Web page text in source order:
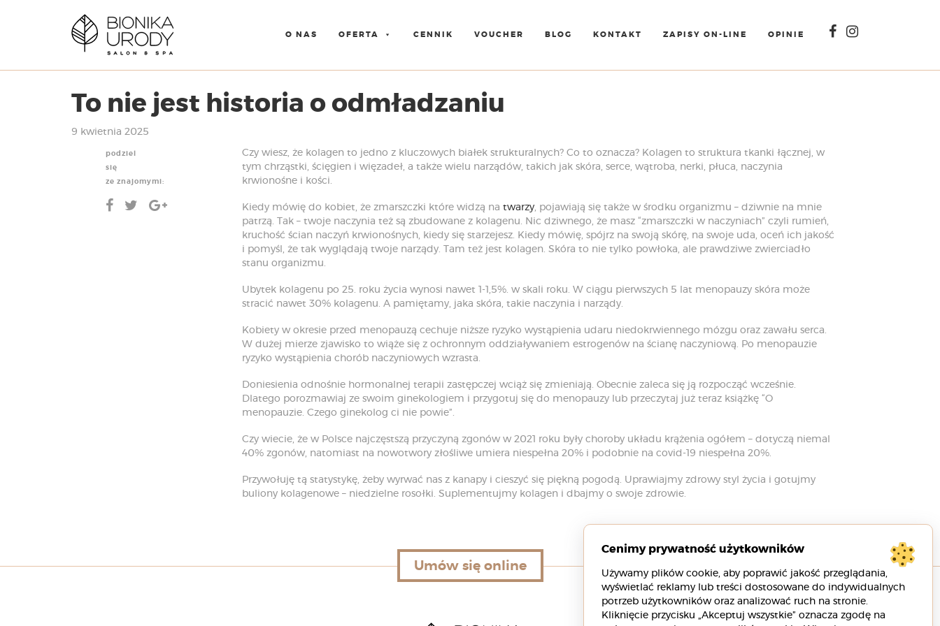
O NAS OFERTA CENNIK VOUCHER BLOG KONTAKT ZAPISY ON-LINE OPINIE
To nie jest historia o odmładzaniu
9 kwietnia 2025
Czy wiesz, że kolagen to jedno z kluczowych białek strukturalnych? Co to oznacza? Kolagen to struktura tkanki łącznej, w
tym chrząstki, ścięgien i więzadeł, a także wielu narządów, takich jak skóra, serce, wątroba, nerki, płuca, naczynia
krwionośne i kości.
Kiedy mówię do kobiet, że zmarszczki które widzą na twarzy, pojawiają się także w środku organizmu – dziwnie na mnie
patrzą. Tak – twoje naczynia też są zbudowane z kolagenu. Nic dziwnego, że masz “zmarszczki w naczyniach” czyli rumień,
kruchość ścian naczyń krwionośnych, kiedy się starzejesz. Kiedy mówię, spójrz na swoją skórę, na swoje uda, oceń ich jakość
i pomyśl, że tak wyglądają twoje narządy. Tam też jest kolagen. Skóra to nie tylko powłoka, ale prawdziwe zwierciadło
stanu organizmu.
Ubytek kolagenu po 25. roku życia wynosi nawet 1-1,5%. w skali roku. W ciągu pierwszych 5 lat menopauzy skóra może
stracić nawet 30% kolagenu. A pamiętamy, jaka skóra, takie naczynia i narządy.
Kobiety w okresie przed menopauzą cechuje niższe ryzyko wystąpienia udaru niedokrwiennego mózgu oraz zawału serca.
W dużej mierze zjawisko to wiąże się z ochronnym oddziaływaniem estrogenów na ścianę naczyniową. Po menopauzie
ryzyko wystąpienia chorób naczyniowych wzrasta.
Doniesienia odnośnie hormonalnej terapii zastępczej wciąż się zmieniają. Obecnie zaleca się ją rozpocząć wcześnie.
Dlatego porozmawiaj ze swoim ginekologiem i przygotuj się do menopauzy lub przeczytaj już teraz książkę “O
menopauzie. Czego ginekolog ci nie powie”.
Czy wiecie, że w Polsce najczęstszą przyczyną zgonów w 2021 roku były choroby układu krążenia ogółem – dotyczą niemal
40% zgonów, natomiast na nowotwory złośliwe umiera niespełna 20% i podobnie na covid-19 niespełna 20%.
Przywołuję tą statystykę, żeby wyrwać nas z kanapy i cieszyć się piękną pogodą. Uprawiajmy zdrowy styl życia i gotujmy
buliony kolagenowe – niedzielne rosołki. Suplementujmy kolagen i dbajmy o swoje zdrowie.
podziel
się
ze znajomymi:
Umów się online
Umów się online
Cenimy prywatność użytkowników
Używamy plików cookie, aby poprawić jakość przeglądania,
wyświetlać reklamy lub treści dostosowane do indywidualnych
potrzeb użytkowników oraz analizować ruch na stronie.
Kliknięcie przycisku „Akceptuj wszystkie” oznacza zgodę na